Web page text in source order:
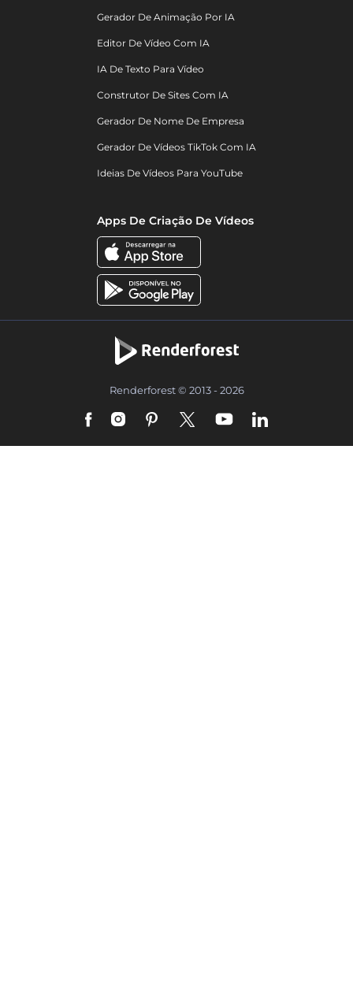
Gerador De Animação Por IA
Editor De Vídeo Com IA
IA De Texto Para Vídeo
Construtor De Sites Com IA
Gerador De Nome De Empresa
Gerador De Vídeos TikTok Com IA
Ideias De Vídeos Para YouTube
Apps De Criação De Vídeos
Renderforest © 2013 - 2026